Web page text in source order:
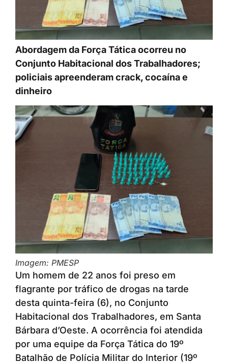
Abordagem da Força Tática ocorreu no
Conjunto Habitacional dos Trabalhadores;
policiais apreenderam crack, cocaína e
dinheiro
Imagem: PMESP
Um homem de 22 anos foi preso em
flagrante por tráfico de drogas na tarde
desta quinta-feira (6), no Conjunto
Habitacional dos Trabalhadores, em Santa
Bárbara d’Oeste. A ocorrência foi atendida
por uma equipe da Força Tática do 19º
Batalhão de Polícia Militar do Interior (19º